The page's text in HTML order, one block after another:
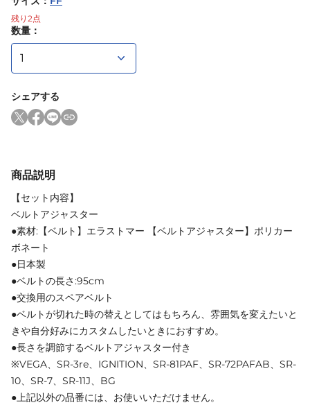
残り 2点
数量：
シェアする
商品説明
【セット内容】
ベルトアジャスター
●素材:【ベルト】エラストマー 【ベルトアジャスター】ポリカー
ボネート
●日本製
●ベルトの長さ:95cm
●交換用のスペアベルト
●ベルトが切れた時の替えとしてはもちろん、雰囲気を変えたいと
きや自分好みにカスタムしたいときにおすすめ。
●長さを調節するベルトアジャスター付き
※VEGA、SR-3re、IGNITION、SR-81PAF、SR-72PAFAB、SR-
10、SR-7、SR-11J、BG
●上記以外の品番には、お使いいただけません。